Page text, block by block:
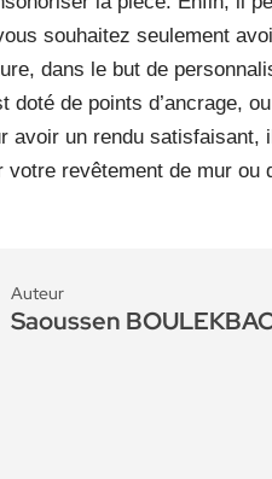
souhaitez seulement
dans le but de
doté de points d’ancrage,
avoir un rendu satisfaisant,
revêtement de mur ou
Auteur
Saoussen